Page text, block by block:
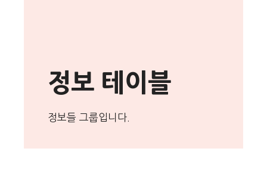
정보 테이블
정보들 그룹입니다.